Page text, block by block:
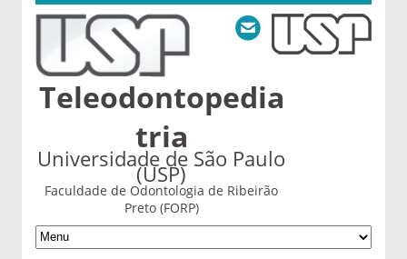
Teleodontopedia
tria
Universidade de São Paulo
(USP)
Faculdade de Odontologia de Ribeirão
Preto (FORP)